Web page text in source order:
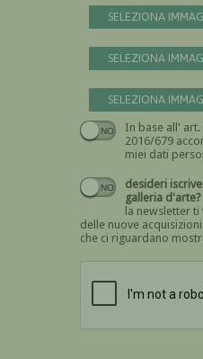
SELEZIONA
SELEZIONA
SELEZIONA
In base all' art.
2016/679 acconsento al
miei dati
desideri iscriverti
galleria d'arte?
la newsletter
delle nuove
che ci riguardano